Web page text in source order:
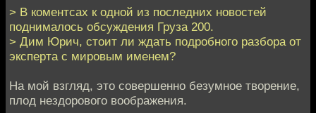
> В коментсах к одной из последних новостей
поднималось обсуждения Груза 200.
> Дим Юрич, стоит ли ждать подробного разбора от
эксперта с мировым именем?
На мой взгляд, это совершенно безумное творение,
плод нездорового воображения.